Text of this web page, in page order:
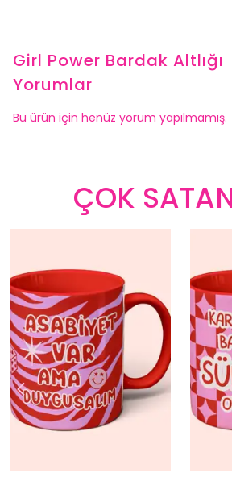
Girl Power Bardak Altlığı
Yorumlar
Bu ürün için henüz yorum yapılmamış.
ÇOK